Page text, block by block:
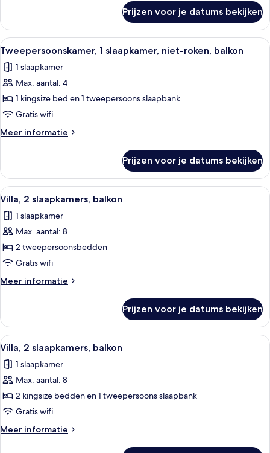
laden
Bedroom
Smaller
Villa
Balcony
Prijzen voor je datums bekijken
Alle
foto's
voor
Tweepersoonskamer,
1
slaapkamer,
niet-
roken,
laden
Hotelkamer met een eettafel, rode
9
Tweepersoonskamer, 1 slaapkamer, niet-roken, balkon
1 slaapkamer
Max. aantal: 4
1 kingsize bed en 1 tweepersoons slaapbank
Gratis wifi
Meer informatie
Meer
1
slaapkamer,
niet-
balkon
Prijzen voor je datums bekijken
Alle
foto's
voor
Villa,
2
slaapkamers,
balkon
laden
Hotelkamer met een eettafel, rode
11
Villa, 2 slaapkamers, balkon
1 slaapkamer
Max. aantal: 8
2 tweepersoonsbedden
Gratis wifi
Meer informatie
Meer
2
slaapkamers,
balkon
Prijzen voor je datums bekijken
Alle
foto's
voor
Villa,
2
slaapkamers,
balkon
laden
Hotelkamer met een eettafel, rode
13
Villa, 2 slaapkamers, balkon
1 slaapkamer
Max. aantal: 8
2 kingsize bedden en 1 tweepersoons slaapbank
Gratis wifi
Meer informatie
Meer